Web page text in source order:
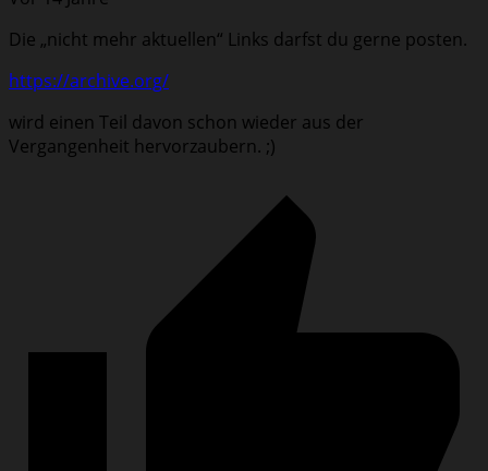
Die „nicht mehr aktuellen“ Links darfst du gerne posten.
https://archive.org/
wird einen Teil davon schon wieder aus der
Vergangenheit hervorzaubern. ;)